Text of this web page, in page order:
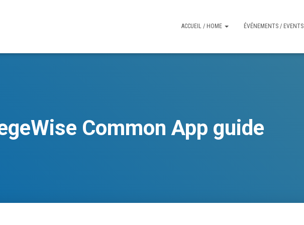
ACCUEIL / HOME ÉVÉNEMENTS / EVENTS
Common App guide